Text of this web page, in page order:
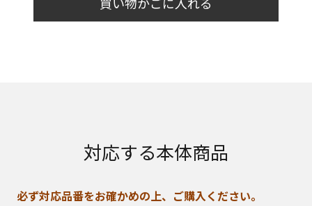
対応する本体商品
必ず対応品番をお確かめの上、ご購入ください。